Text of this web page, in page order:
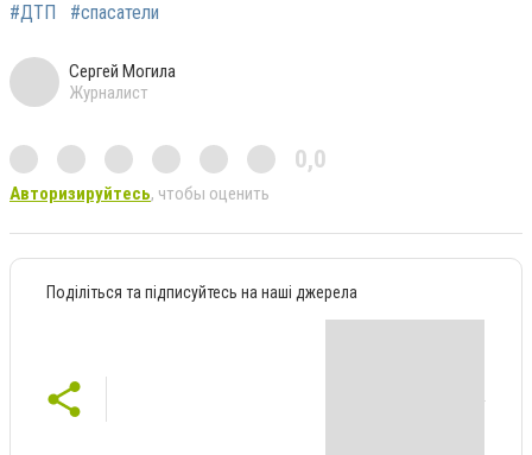
#ДТП
#спасатели
Сергей Могила
Журналист
0,0
Авторизируйтесь, чтобы оценить
Поділіться та підписуйтесь на наші джерела